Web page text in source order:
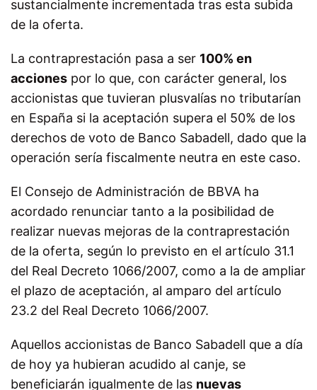
sustancialmente incrementada tras esta subida
de la oferta.
La contraprestación pasa a ser 100% en
acciones por lo que, con carácter general, los
accionistas que tuvieran plusvalías no tributarían
en España si la aceptación supera el 50% de los
derechos de voto de Banco Sabadell, dado que la
operación sería fiscalmente neutra en este caso.
El Consejo de Administración de BBVA ha
acordado renunciar tanto a la posibilidad de
realizar nuevas mejoras de la contraprestación
de la oferta, según lo previsto en el artículo 31.1
del Real Decreto 1066/2007, como a la de ampliar
el plazo de aceptación, al amparo del artículo
23.2 del Real Decreto 1066/2007.
Aquellos accionistas de Banco Sabadell que a día
de hoy ya hubieran acudido al canje, se
beneficiarán igualmente de las nuevas